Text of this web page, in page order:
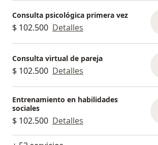
Consulta psicológica primera vez
$ 102.500 Detalles
Consulta virtual de pareja
$ 102.500 Detalles
Entrenamiento en habilidades
sociales
$ 102.500 Detalles